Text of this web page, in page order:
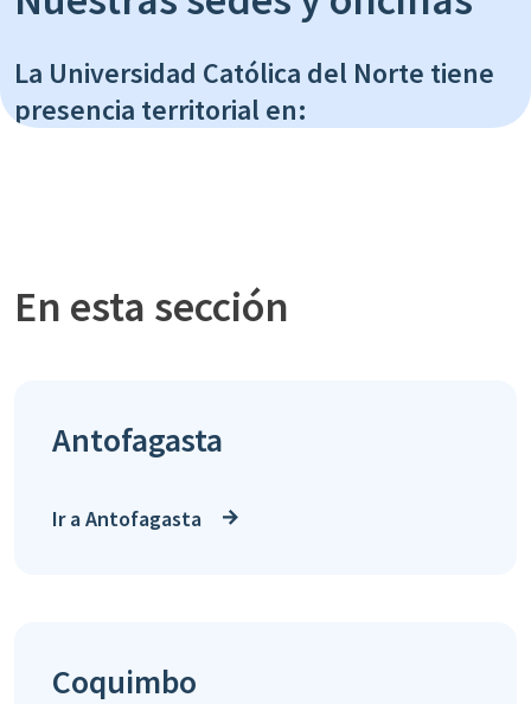
La Universidad Católica del Norte tiene
presencia territorial en:
En esta sección
Antofagasta
Ir a Antofagasta
Coquimbo